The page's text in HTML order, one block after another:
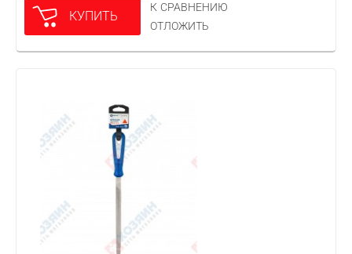
КУПИТЬ
К СРАВНЕНИЮ
ОТЛОЖИТЬ